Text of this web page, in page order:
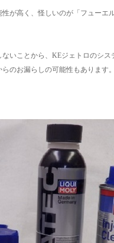
が高く、怪しいのが「フュー
いことから、KEジェトロのシ
のお漏らしの可能性もあります。